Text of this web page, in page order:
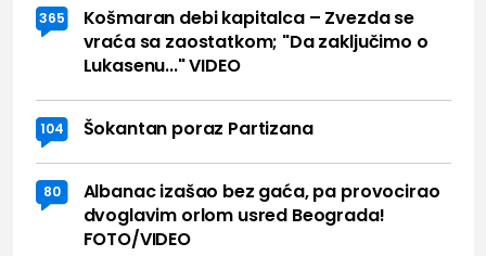
365
Košmaran debi kapitalca – Zvezda se
vraća sa zaostatkom; "Da zaključimo o
Lukasenu..." VIDEO
104 Šokantan poraz Partizana
80
Albanac izašao bez gaća, pa provocirao
dvoglavim orlom usred Beograda!
FOTO/VIDEO